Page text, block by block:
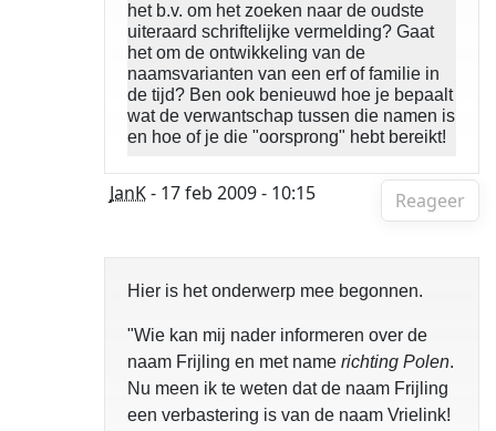
het b.v. om het zoeken naar de oudste
uiteraard schriftelijke vermelding? Gaat
het om de ontwikkeling van de
naamsvarianten van een erf of familie in
de tijd? Ben ook benieuwd hoe je bepaalt
wat de verwantschap tussen die namen is
en hoe of je die "oorsprong" hebt bereikt!
Reageer
JanK- 17 feb 2009 - 10:15
Hier is het onderwerp mee begonnen.
"Wie kan mij nader informeren over de
naam Frijling en met name richting Polen.
Nu meen ik te weten dat de naam Frijling
een verbastering is van de naam Vrielink!